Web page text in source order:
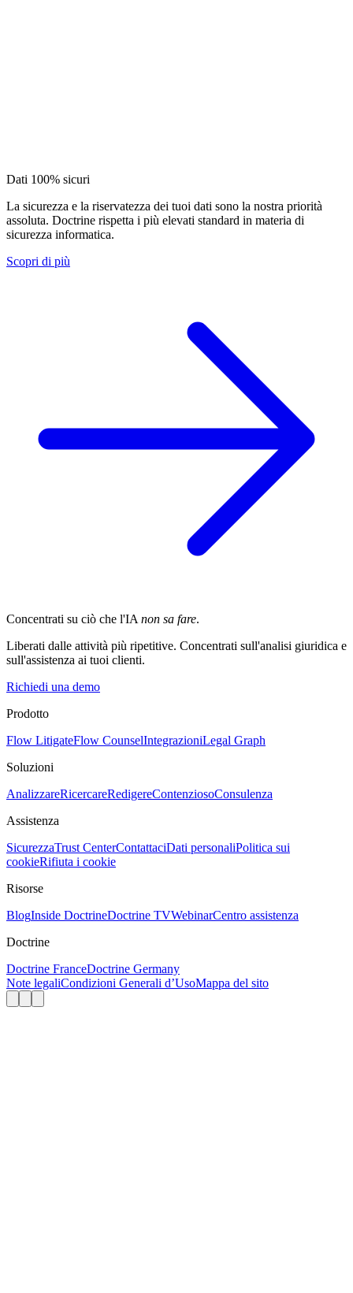
Dati 100% sicuri
La sicurezza e la riservatezza dei tuoi dati sono la nostra priorità
assoluta. Doctrine rispetta i più elevati standard in materia di
sicurezza informatica.
Scopri di più
Concentrati su ciò che l'IA non sa fare.
Liberati dalle attività più ripetitive. Concentrati sull'analisi giuridica e
sull'assistenza ai tuoi clienti.
Richiedi una demo
Prodotto
Flow LitigateFlow CounselIntegrazioniLegal Graph
Soluzioni
AnalizzareRicercareRedigereContenziosoConsulenza
Assistenza
SicurezzaTrust CenterContattaciDati personaliPolitica sui
cookieRifiuta i cookie
Risorse
BlogInside DoctrineDoctrine TVWebinarCentro assistenza
Doctrine
Doctrine FranceDoctrine Germany
Note legaliCondizioni Generali d’UsoMappa del sito